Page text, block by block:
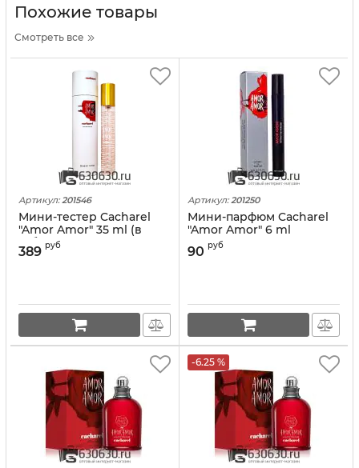
Похожие товары
Смотреть все
Артикул: 201546
Мини-тестер Cacharel
"Amor Amor" 35 ml (в
тубе)
389 руб
Артикул: 201250
Мини-парфюм Cacharel
"Amor Amor" 6 ml
90 руб
-6.25 %